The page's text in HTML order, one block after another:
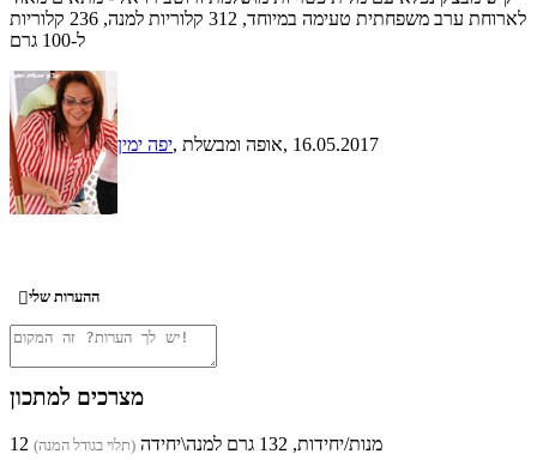
לארוחת ערב משפחתית טעימה במיוחד, 312 קלוריות למנה, 236 קלוריות
ל-100 גרם
יפה ימין , אופה ומבשלת, 16.05.2017
ההערות שלי
מצרכים למתכון
12 מנות/יחידות, 132 גרם למנה\יחידה (תלוי בגודל המנה)